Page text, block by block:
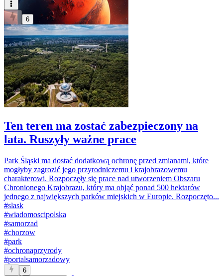
6
Ten teren ma zostać zabezpieczony na
lata. Ruszyły ważne prace
Park Śląski ma dostać dodatkową ochronę przed zmianami, które
mogłyby zagrozić jego przyrodniczemu i krajobrazowemu
charakterowi. Rozpoczęły się prace nad utworzeniem Obszaru
Chronionego Krajobrazu, który ma objąć ponad 500 hektarów
jednego z największych parków miejskich w Europie. Rozpoczęto...
#slask
#wiadomoscipolska
#samorzad
#chorzow
#park
#ochronaprzyrody
#portalsamorzadowy
6